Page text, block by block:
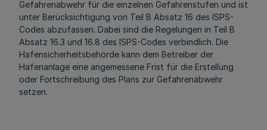
Gefahrenabwehr für die einzelnen Gefahrenstufen und ist
unter Berücksichtigung von Teil B Absatz 16 des ISPS-
Codes abzufassen. Dabei sind die Regelungen in Teil B
Absatz 16.3 und 16.8 des ISPS-Codes verbindlich. Die
Hafensicherheitsbehörde kann dem Betreiber der
Hafenanlage eine angemessene Frist für die Erstellung
oder Fortschreibung des Plans zur Gefahrenabwehr
setzen.